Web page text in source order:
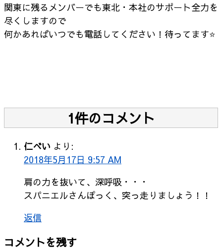
関東に残るメンバーでも東北・本社のサポート全力を
尽くしますので
何かあればいつでも電話してください！待ってます⭐
1件のコメント
仁べい より:
2018年5月17日 9:57 AM
肩の力を抜いて、深呼吸・・・
スパニエルさんぽっく、突っ走りましょう！！
返信
コメントを残す